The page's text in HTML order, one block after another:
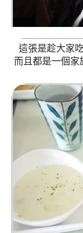
這張是趁大家
而且都是一個家